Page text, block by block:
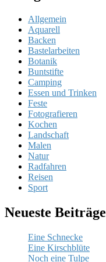
Allgemein
Aquarell
Backen
Bastelarbeiten
Botanik
Buntstifte
Camping
Essen und Trinken
Feste
Fotografieren
Kochen
Landschaft
Malen
Natur
Radfahren
Reisen
Sport
Neueste Beiträge
Eine Schnecke
Eine Kirschblüte
Noch eine Tulpe